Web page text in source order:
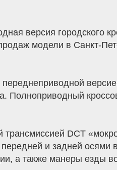
версия городского
модели в Санкт-
Полноприводный
DCT
и задней осями
а также манеры езды